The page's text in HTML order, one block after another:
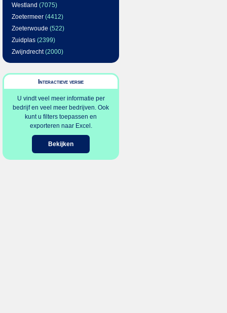
Westland (7075)
Zoetermeer (4412)
Zoeterwoude (522)
Zuidplas (2399)
Zwijndrecht(2000)
Interactieve versie
U vindt veel meer informatie per
bedrijf en veel meer bedrijven. Ook
kunt u filters toepassen en
exporteren naar Excel.
Bekijken